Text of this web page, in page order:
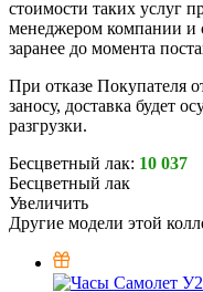
стоимости таких услуг
менеджером компании и
заранее до момента
При отказе Покупателя
заносу, доставка будет
разгрузки.
Бесцветный лак: 10 037
Бесцветный лак
Увеличить
Другие модели этой